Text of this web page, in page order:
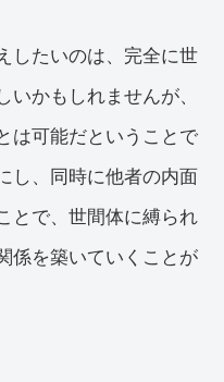
したいのは、完全に世
いかもしれませんが、
は可能だということで
し、同時に他者の内面
とで、世間体に縛られ
係を築いていくことが